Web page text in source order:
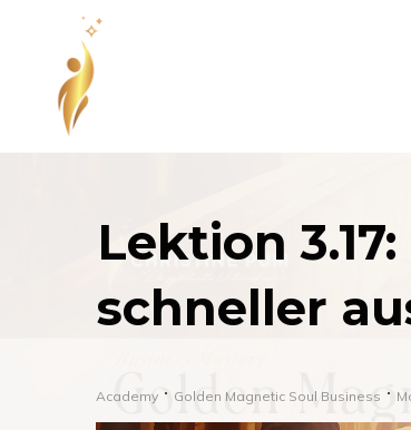
Lektion
schneller
Academy Golden Magnetic Soul Business